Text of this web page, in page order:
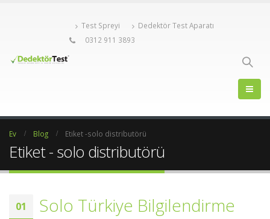
Test Spreyi
Dedektör Test Aparatı
0312 911 3893
Ev Blog Etiket -solo distributörü
Etiket - solo distributörü
01 Solo Türkiye Bilgilendirme